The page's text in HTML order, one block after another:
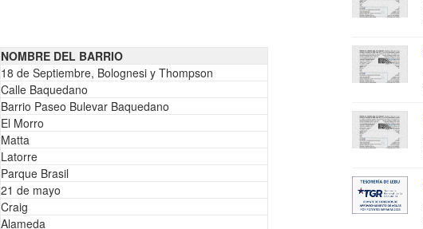
NOMBRE DEL BARRIO
18 de Septiembre, Bolognesi y Thompson
Calle Baquedano
Barrio Paseo Bulevar Baquedano
El Morro
Matta
Latorre
Parque Brasil
21 de mayo
Craig
Alameda